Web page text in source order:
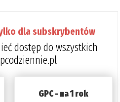
dla subskrybentów
dostęp do wszystkich
GPC - na 1 rok